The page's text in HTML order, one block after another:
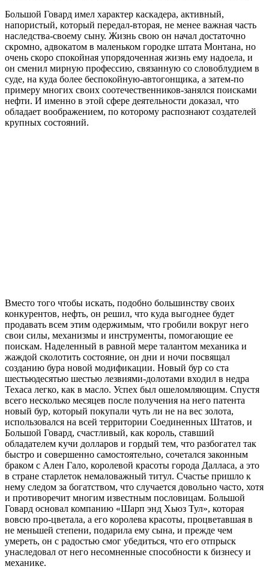
Большой Говард имел характер каскадера, активный,
напористый, который передал-вторая, не менее важная часть
наследства-своему сыну. Жизнь свою он начал достаточно
скромно, адвокатом в маленьком городке штата Монтана, но
очень скоро спокойная упорядоченная жизнь ему надоела, и
он сменил мирную профессию, связанную со словоблудием в
суде, на куда более беспокойную-автогонщика, а затем-по
примеру многих своих соотечественников-занялся поисками
нефти. И именно в этой сфере деятельности доказал, что
обладает воображением, по которому распознают создателей
крупных состояний.
Вместо того чтобы искать, подобно большинству своих
конкурентов, нефть, он решил, что куда выгоднее будет
продавать всем этим одержимым, что гробили вокруг него
свои силы, механизмы и инструменты, помогающие ее
поискам. Наделенный в равной мере талантом механика и
жаждой сколотить состояние, он дни и ночи посвящал
созданию бура новой модификации. Новый бур со ста
шестьюдесятью шестью лезвиями-долотами входил в недра
Техаса легко, как в масло. Успех был ошеломляющим. Спустя
всего несколько месяцев после получения на него патента
новый бур, который покупали чуть ли не на вес золота,
использовался на всей территории Соединенных Штатов, и
Большой Говард, счастливый, как король, ставший
обладателем кучи долларов и гордый тем, что разбогател так
быстро и совершенно самостоятельно, сочетался законным
браком с Ален Гало, королевой красоты города Далласа, а это
в стране старлеток немаловажный титул. Счастье пришло к
нему следом за богатством, что случается довольно часто, хотя
и противоречит многим известным пословицам. Большой
Говард основал компанию «Шарп энд Хьюз Тул», которая
вовсю про-цветала, а его королева красоты, процветавшая в
не меньшей степени, подарила ему сына, и прежде чем
умереть, он с радостью смог убедиться, что его отпрыск
унаследовал от него несомненные способности к бизнесу и
механике.